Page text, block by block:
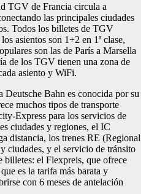
TGV de Francia circula a
las principales ciudades
Todos los billetes de TGV
asientos son 1+2 en 1ª clase,
son las de París a Marsella
de los TGV tienen una zona de
asiento y WiFi.
Bahn es conocida por su
muchos tipos de transporte
Express para los servicios de
ciudades y regiones, el IC
distancia, los trenes RE (Regional
ciudades, y el servicio de tránsito
el Flexpreis, que ofrece
es la tarifa más barata y
con 6 meses de antelación